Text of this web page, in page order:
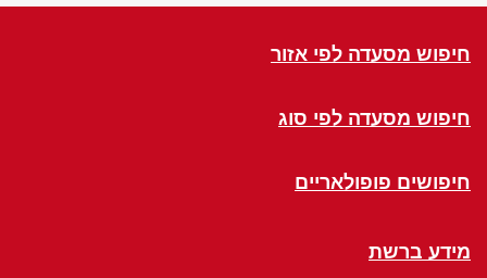
חיפוש מסעדה לפי אזור
חיפוש מסעדה לפי סוג
חיפושים פופולאריים
מידע ברשת